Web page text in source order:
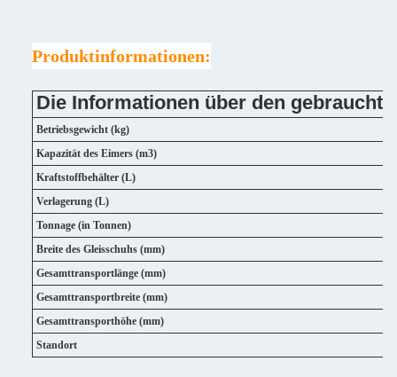
Produktinformationen:
Die Informationen über den
Betriebsgewicht (kg)
Kapazität des Eimers (m3)
Kraftstoffbehälter (L)
Verlagerung (L)
Tonnage (in Tonnen)
Breite des Gleisschuhs (mm)
Gesamttransportlänge (mm)
Gesamttransportbreite (mm)
Gesamttransporthöhe (mm)
Standort